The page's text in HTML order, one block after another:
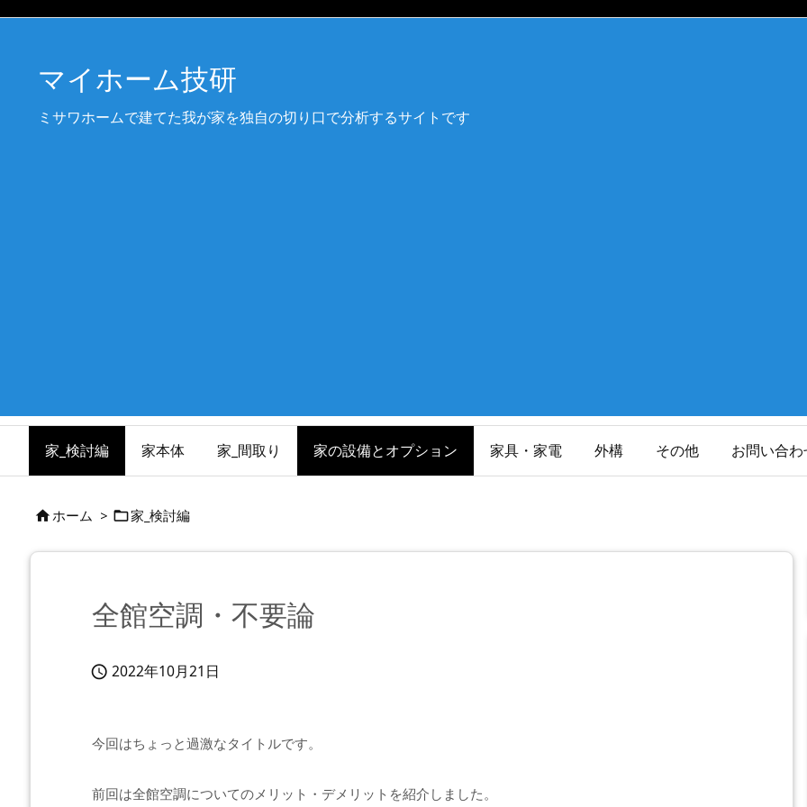
マイホーム技研
ミサワホームで建てた我が家を独自の切り口で分析するサイトです
家_検討編 家本体 家_間取り 家の設備とオプション 家具・家電 外構 その他 お問い合わ
ホーム > 家_検討編
全館空調・不要論
 2022年10月21日
今回はちょっと過激なタイトルです。
前回は全館空調についてのメリット・デメリットを紹介しました。